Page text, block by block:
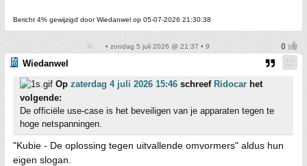
Bericht 4% gewijzigd door Wiedanwel op 05-07-2026 21:30:38
• zondag 5 juli 2026 @ 21:37 • 9
Wiedanwel
Op zaterdag 4 juli 2026 15:46 schreef Ridocar het
volgende:
De officiële use-case is het beveiligen van je apparaten tegen te
hoge netspanningen.
"Kubie - De oplossing tegen uitvallende omvormers" aldus hun
eigen slogan.